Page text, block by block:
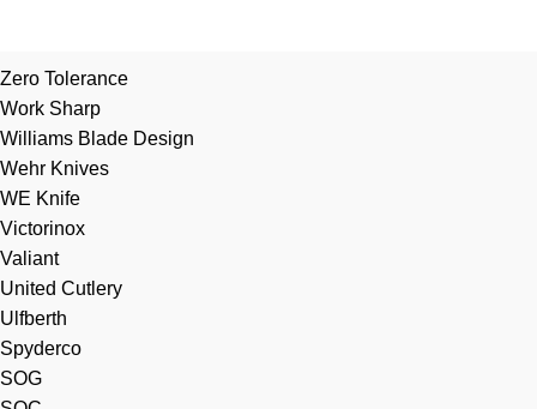
Zero Tolerance
Work Sharp
Williams Blade Design
Wehr Knives
WE Knife
Victorinox
Valiant
United Cutlery
Ulfberth
Spyderco
SOG